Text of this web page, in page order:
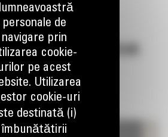
MONNOYEUR
personale de
navigare prin
cookie-
pe acest
Utilizarea
cookie-uri
destinată (i)
îmbunătătirii